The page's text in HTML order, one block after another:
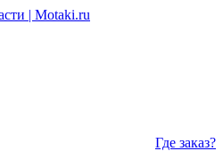
Где заказ?